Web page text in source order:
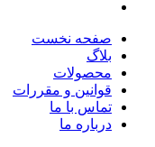
صفحه نخست
بلاگ
محصولات
قوانین و مقررات
تماس با ما
درباره ما